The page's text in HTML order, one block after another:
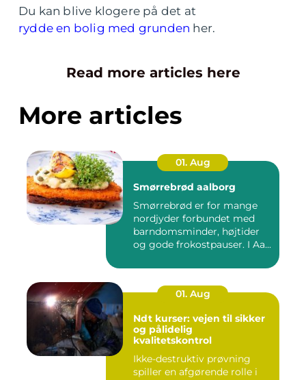
Du kan blive klogere på det at
rydde en bolig med grunden her.
Read more articles here
More articles
01. Aug
Smørrebrød aalborg
Smørrebrød er for mange
nordjyder forbundet med
barndomsminder, højtider
og gode frokostpauser. I Aa...
01. Aug
Ndt kurser: vejen til sikker
og pålidelig
kvalitetskontrol
Ikke-destruktiv prøvning
spiller en afgørende rolle i